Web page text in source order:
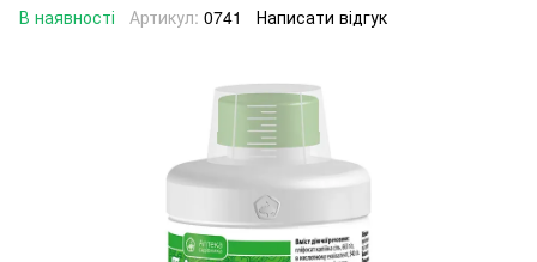
В наявності Артикул: 0741 Написати відгук